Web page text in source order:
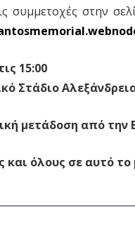
συμμετοχές στην
15:00
Στάδιο
μετάδοση από την
και όλους σε αυτό